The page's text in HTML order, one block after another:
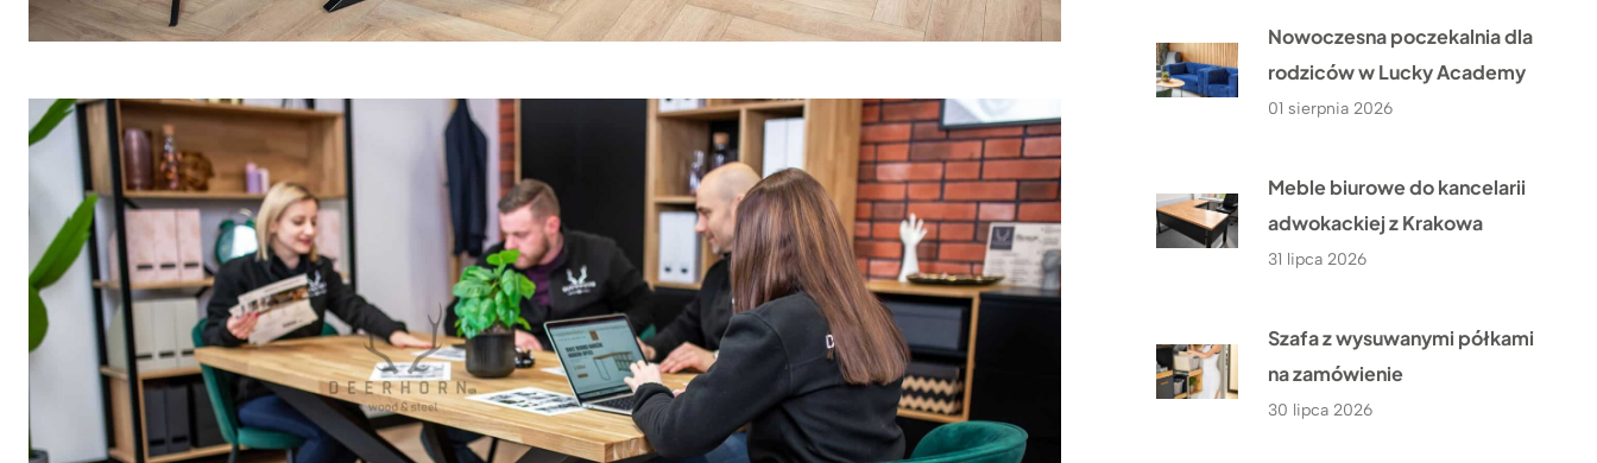
Nowoczesna poczekalnia dla
rodziców w Lucky Academy
01 sierpnia 2026
Meble biurowe do kancelarii
adwokackiej z Krakowa
31 lipca 2026
Szafa z wysuwanymi półkami
na zamówienie
30 lipca 2026